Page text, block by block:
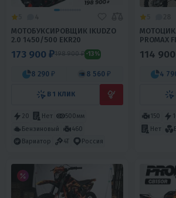
МОТОБУКСИРОВЩИК IKUDZO
2.0 1450/500 EKR20
173 900 ₽198 900 ₽ -13%
8 290 ₽ 8 560 ₽
В 1 КЛИК
20 Нет
500мм
Бензиновый
460
Вариатор
4T Россия
PROMAX
114
4
150
Нет